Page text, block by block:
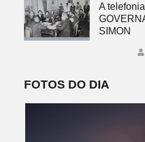
A
SIMON
FOTOS DO DIA